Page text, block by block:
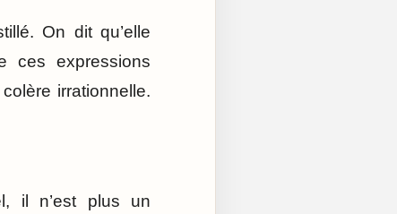
On dit qu’elle
ces expressions
irrationnelle.
il n’est plus un